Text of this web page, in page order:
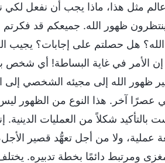
مثل هذا، ماذا يجب أن نفعل لكي
ظهور الله. جميعكم قد
الله؟ هل حصلتم على إجابات؟ يجيب
إن الأمر في غاية البساطة! أي شخص
ظهور الله إلى مجيئه الشخصي إلى
عصرًا آخر. هذا النوع من الظهور
شكلاً من العمليات الدينية.
عملية، ولا من أجل تعهُّد قصير
ومرتبط دائمًا بخطة تدبيره.